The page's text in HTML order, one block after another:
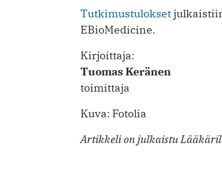
Tutkimustulokset
EBioMedicine.
Kirjoittaja:
Tuomas Keränen
toimittaja
Kuva: Fotolia
Artikkeli on julkaistu